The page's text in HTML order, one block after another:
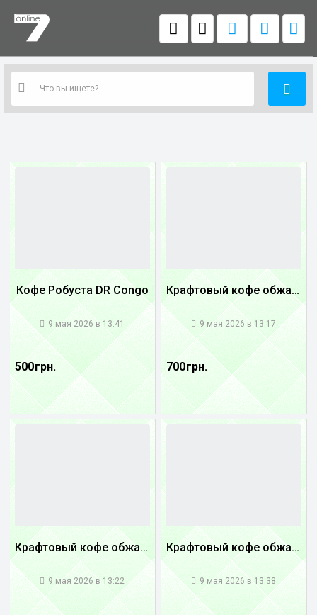
Кофе Робуста DR Congo
9 мая 2026 в 13:41
500 грн.
Крафтовый кофе обжареный купаж арабики 3...
9 мая 2026 в 13:17
700 грн.
Крафтовый кофе обжареный купаж арабики 5...
9 мая 2026 в 13:22
Крафтовый кофе обжареный Танзания
9 мая 2026 в 13:38